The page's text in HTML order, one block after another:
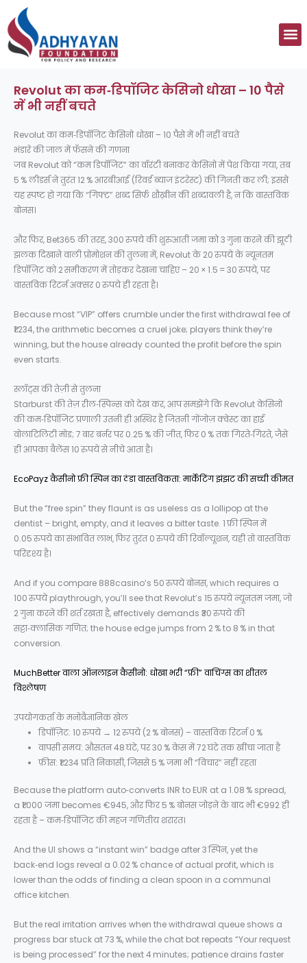
to
content
Revolut का कम‑डिपॉजिट केसिनो धोखा – 10 पैसे
में भी नहीं बचते
Revolut का कम‑डिपॉजिट केसिनो धोखा – 10 पैसे में भी नहीं बचते
भंडारे की जाल में फँसने की गणना
जब Revolut को “कम डिपॉजिट” का वॉरंटी बनाकर केसिनो में पेश किया गया, तब
5 % लीडर्स ने तुरंत 12 % आरबीआई (रिवर्ड ब्याज इंटरेस्ट) की गिनती कर ली; इससे
यह स्पष्ट हो गया कि “गिफ्ट” शब्द सिर्फ शौख़ीन की शब्दावली है, न कि वास्तविक
बोनस।
और फिर, Bet365 की तरह, 300 रुपये की शुरुआती जमा को 3 गुना करने की झूठी
झलक दिखाने वाली प्रोमोशन की तुलना में, Revolut के 20 रुपये के न्यूनतम
डिपॉज़िट को 2 समीकरण में तोड़कर देखना चाहिए – 20 × 1.5 = 30 रुपये, पर
वास्तविक रिटर्न अक्सर 0 रुपये ही रहता है।
Because most “VIP” offers crumble under the first withdrawal fee of
₹1 234, the arithmetic becomes a cruel joke; players think they’re
winning, but the house already counted the profit before the spin
even starts.
स्लॉट्स की तेज़ी से तुलना
Starburst की तेज़ रील‑स्पिन्स को देख कर, आप समझेंगे कि Revolut केसिनो
की कम‑डिपॉजिट प्रणाली उतनी ही अस्थिर है जितनी गोंजोज़ क्वेस्ट का हाई
वोलाटिलिटी मोड; 7 बार बर्नर पर 0.25 % की जीत, फिर 0 % तक गिरते‑गिरते, जैसे
ही आपका बैलेंस 10 रुपये से नीचे आता है।
EcoPayz कैसीनो फ्री स्पिन का ठंडा वास्तविकता: मार्केटिंग झंझट की सच्ची कीमत
But the “free spin” they flaunt is as useless as a lollipop at the
dentist – bright, empty, and it leaves a bitter taste. 1 फ्री स्पिन में
0.05 रुपये का संभावित लाभ, फिर तुरंत 0 रुपये की रिवॉल्यूशन, यही तो वास्तविक
परिदृश्य है।
And if you compare 888casino’s 50 रुपये बोनस, which requires a
100 रुपये playthrough, you’ll see that Revolut’s 15 रुपये न्यूनतम जमा, जो
2 गुना करने की शर्त रखता है, effectively demands ₹30 रुपये की
सट्टा‑क्लासिक गणित; the house edge jumps from 2 % to 8 % in that
conversion.
MuchBetter वाला ऑनलाइन कैसीनो: धोखा भरी “फ्री” वाचिंग्स का शीतल
विश्लेषण
उपयोगकर्ता के मनोवैज्ञानिक खेल
डिपॉज़िट: 10 रुपये → 12 रुपये (2 % बोनस) – वास्तविक रिटर्न 0 %
वापसी समय: औसतन 48 घंटे, पर 30 % केस में 72 घंटे तक खींचा जाता है
फ़ीस: ₹1 234 प्रति निकासी, जिससे 5 % जमा भी “विचार” नहीं रहता
Because the platform auto‑converts INR to EUR at a 1.08 % spread,
a ₹1 000 जमा becomes €945, और फिर 5 % बोनस जोड़ने के बाद भी €992 ही
रहता है – कम‑डिपॉजिट की महज गणितीय शरारत।
And the UI shows a “instant win” badge after 3 स्पिन, yet the
back‑end logs reveal a 0.02 % chance of actual profit, which is
lower than the odds of finding a clean spoon in a communal
office kitchen.
But the real irritation arrives when the withdrawal queue shows a
progress bar stuck at 73 %, while the chat bot repeats “Your request
is being processed” for the next 4 minutes; patience drains faster